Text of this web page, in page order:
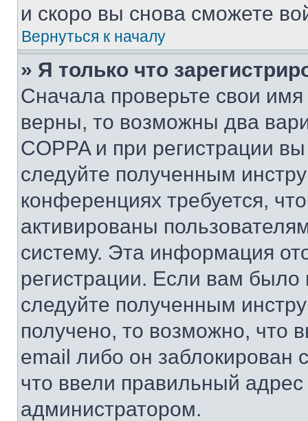
и скоро вы снова сможете
Вернуться к началу
» Я только что
Сначала проверьте свои
верны, то возможны два
COPPA и при регистрации
следуйте полученным
конференциях требуется,
активированы
систему. Эта информация
регистрации. Если вам
следуйте полученным
получено, то возможно, что
email либо он
что ввели правильный адрес
администратором.